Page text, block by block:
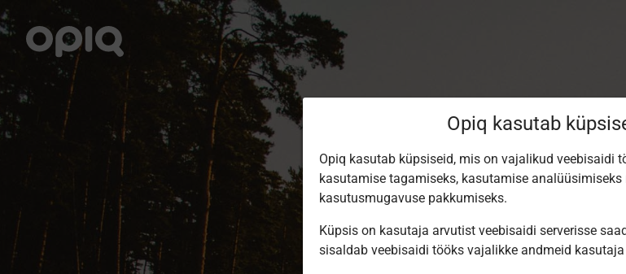
Opiq kasutab
Opiq kasutab küpsiseid, mis on vajalikud veebisaidi
kasutamise tagamiseks, kasutamise analüüsimiseks
kasutusmugavuse pakkumiseks.
Küpsis on kasutaja arvutist veebisaidi serverisse
sisaldab veebisaidi tööks vajalikke andmeid